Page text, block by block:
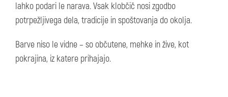
lahko podari le narava. Vsak klobčič nosi zgodbo
potrpežljivega dela, tradicije in spoštovanja do okolja.
Barve niso le vidne – so občutene, mehke in žive, kot
pokrajina, iz katere prihajajo.